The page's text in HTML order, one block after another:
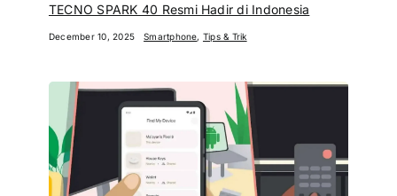
TECNO SPARK 40 Resmi Hadir di Indonesia
December 10, 2025 Smartphone, Tips & Trik